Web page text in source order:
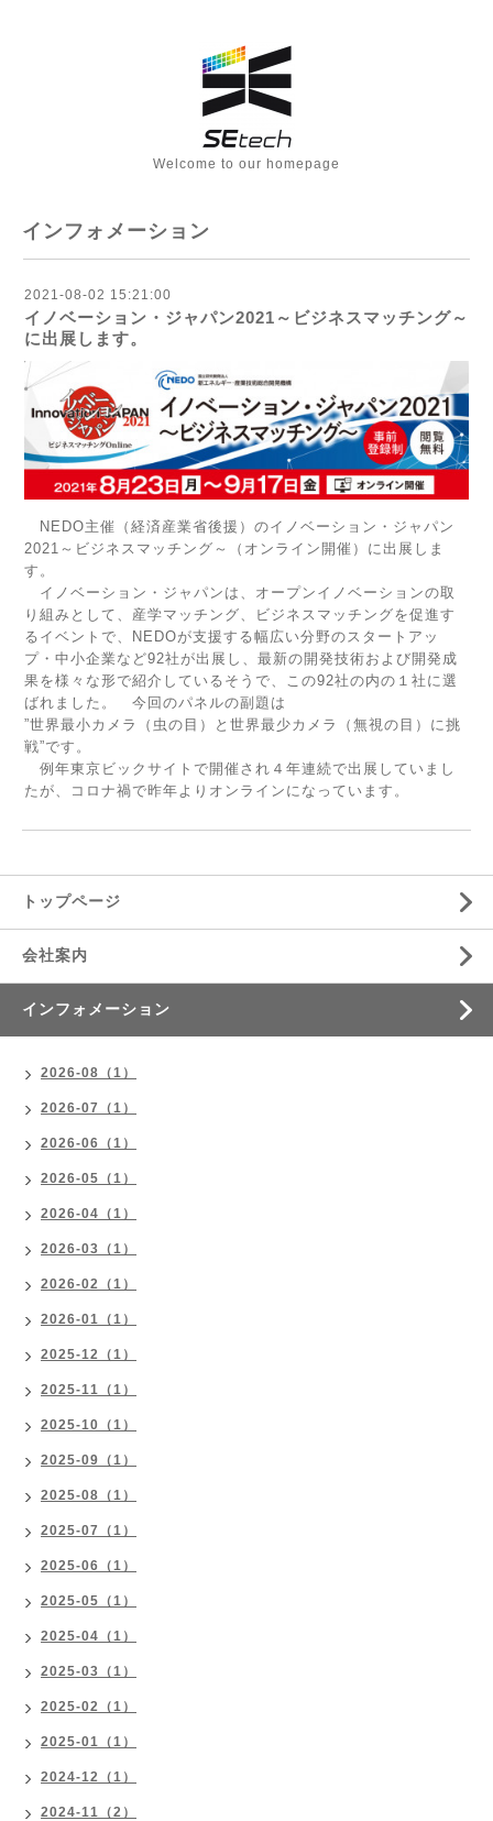
Welcome to our homepage
インフォメーション
2021-08-02 15:21:00
イノベーション・ジャパン2021～ビジネスマッチング～
に出展します。
NEDO主催（経済産業省後援）のイノベーション・ジャパン
2021～ビジネスマッチング～（オンライン開催）に出展しま
す。
イノベーション・ジャパンは、オープンイノベーションの取
り組みとして、産学マッチング、ビジネスマッチングを促進す
るイベントで、NEDOが支援する幅広い分野のスタートアッ
プ・中小企業など92社が出展し、最新の開発技術および開発成
果を様々な形で紹介しているそうで、この92社の内の１社に選
ばれました。 今回のパネルの副題は
”世界最小カメラ（虫の目）と世界最少カメラ（無視の目）に挑
戦”です。
例年東京ビックサイトで開催され４年連続で出展していまし
たが、コロナ禍で昨年よりオンラインになっています。
トップページ
会社案内
インフォメーション
2026-08（1）
2026-07（1）
2026-06（1）
2026-05（1）
2026-04（1）
2026-03（1）
2026-02（1）
2026-01（1）
2025-12（1）
2025-11（1）
2025-10（1）
2025-09（1）
2025-08（1）
2025-07（1）
2025-06（1）
2025-05（1）
2025-04（1）
2025-03（1）
2025-02（1）
2025-01（1）
2024-12（1）
2024-11（2）